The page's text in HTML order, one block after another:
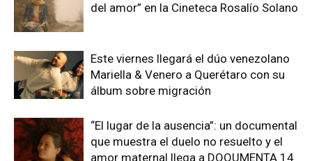
del amor” en la Cineteca Rosalío Solano
Este viernes llegará el dúo venezolano
Mariella & Venero a Querétaro con su
álbum sobre migración
“El lugar de la ausencia”: un documental
que muestra el duelo no resuelto y el
amor maternal llega a DOQUMENTA 14